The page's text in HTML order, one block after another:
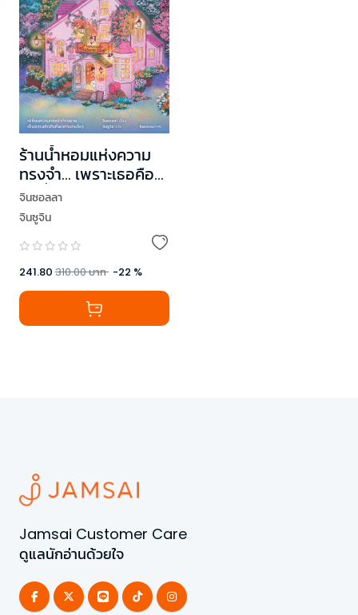
ร้านน้ำหอมแห่งความ
ทรงจำ... เพราะเธอคือ
คนที่ฉันไม่มีวันลืม
จินซอลลา
จินซูจิน
241.80 310.00บาท -22 %
Jamsai Customer Care
ดูแลนักอ่านด้วยใจ